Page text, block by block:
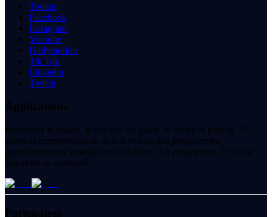
Twitter
Facebook
Instagram
Youtube
Dailymotion
Tik Tok
Linkedin
Twitch
Applications
Retrouvez le basket, le hockey sur glace, le volley et plus de 70
sports et compétitions en directs et tous nos programmes
gratuitement sur smartphone ou tablette. Le programme Tv de ce
soir et de ce weekend.
Partenaires